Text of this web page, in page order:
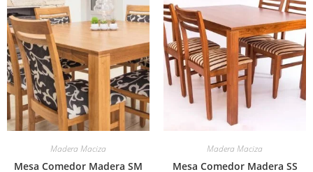
Madera Maciza
Mesa Comedor Madera SM
Madera Maciza
Mesa Comedor Madera SS